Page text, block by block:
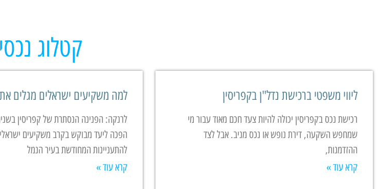
קטלוג
ליווי משפטי ברכישת נדל"ן בקפריסין
רכישת נכס בקפריסין יכולה להיות צעד חכם מאוד עבור מי
שמחפש השקעה, דירת נופש או נכס מניב. אבל לצד
ההזדמנות,
קרא עוד »
למה משקיעים ישראלים מגלים
לרנקה: הפנינה הנסתרת של קפריסין
הפכה ליעד מבוקש בקרב משקיעים
להתעניינות המחודשת בעיר הנמל
קרא עוד »